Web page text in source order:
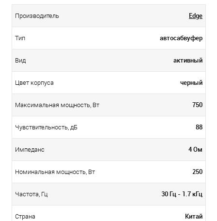
Производитель Edge
Тип автосабвуфер
Вид активный
Цвет корпуса черный
Максимальная мощность, Вт 750
Чувствительность, дБ 88
Импеданс 4 Ом
Номинальная мощность, Вт 250
Частота, Гц 30 Гц - 1.7 кГц
Страна Китай